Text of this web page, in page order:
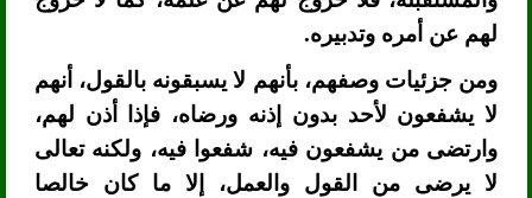
لهم عن أمره وتدبيره.
ومن جزئيات وصفهم، بأنهم لا يسبقونه بالقول، أنهم
لا يشفعون لأحد بدون إذنه ورضاه، فإذا أذن لهم،
وارتضى من يشفعون فيه، شفعوا فيه، ولكنه تعالى
لا يرضى من القول والعمل، إلا ما كان خالصا